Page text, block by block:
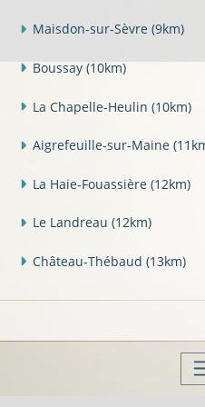
Maisdon-sur-Sèvre (9km)
Boussay (10km)
La Chapelle-Heulin (10km)
Aigrefeuille-sur-Maine
La Haie-Fouassière (12km)
Le Landreau (12km)
Château-Thébaud (13km)